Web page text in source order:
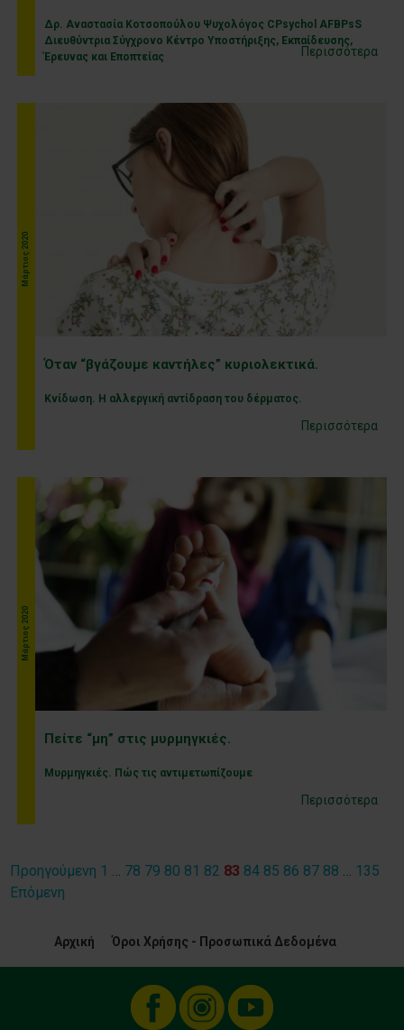
Δρ. Αναστασία Κοτσοπούλου Ψυχολόγος CPsychol AFBPsS
Διευθύντρια Σύγχρονο Κέντρο Υποστήριξης, Εκπαίδευσης,
Έρευνας και Εποπτείας
Περισσότερα
Μάρτιος 2020
Όταν “βγάζουμε καντήλες” κυριολεκτικά.
Κνίδωση. Η αλλεργική αντίδραση του δέρματος.
Περισσότερα
Μάρτιος 2020
Πείτε “μη” στις μυρμηγκιές.
Μυρμηγκιές. Πώς τις αντιμετωπίζουμε
Περισσότερα
Σελιδοποίηση
Προηγούμενη 1 … 78 79 80 81 82 83 84 85 86 87 88 … 135
Επόμενη
Αρχική Όροι Χρήσης - Προσωπικά Δεδομένα